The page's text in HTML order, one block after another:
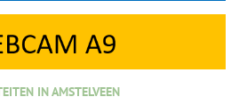
IN AMSTELVEEN